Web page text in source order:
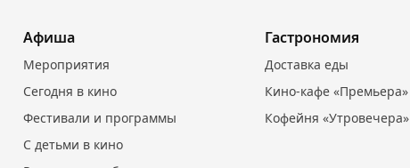
Афиша
Мероприятия
Сегодня в кино
Фестивали и программы
С детьми в кино
Гастрономия
Доставка еды
Кино-кафе «Премьера»
Кофейня «Утровечера»